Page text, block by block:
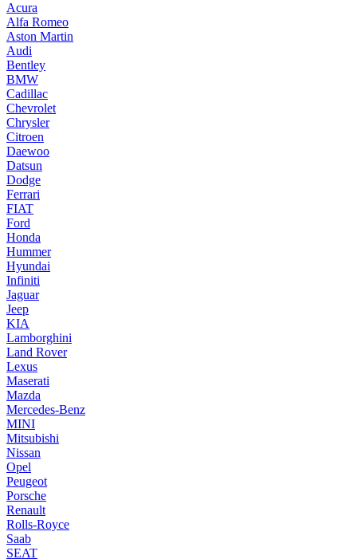
Acura
Alfa Romeo
Aston Martin
Audi
Bentley
BMW
Cadillac
Chevrolet
Chrysler
Citroen
Daewoo
Datsun
Dodge
Ferrari
FIAT
Ford
Honda
Hummer
Hyundai
Infiniti
Jaguar
Jeep
KIA
Lamborghini
Land Rover
Lexus
Maserati
Mazda
Mercedes-Benz
MINI
Mitsubishi
Nissan
Opel
Peugeot
Porsche
Renault
Rolls-Royce
Saab
SEAT